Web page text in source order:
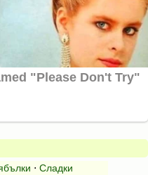
⋅ Сладки
питка
на
мама